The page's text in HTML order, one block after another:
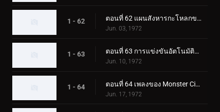
1 - 62 ตอนที่ 62 แผนสังหารกะโหลกของสัตว์ประหลาดเม่น
Jun. 03, 1972
1 - 63 ตอนที่ 63 การแข่งขันอัตโนมัติแห่งความตายของสัตว์ประหลาดแรด
Jun. 10, 1972
1 - 64 ตอนที่ 64 เพลงของ Monster Cicadaminga ที่จะฆ่าทุกคน
Jun. 17, 1972